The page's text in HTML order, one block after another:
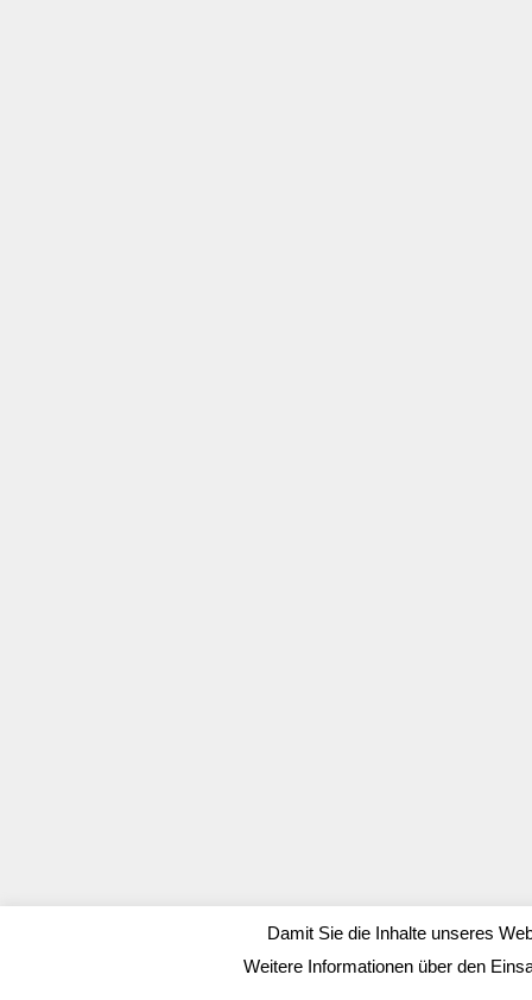
Damit Sie die Inhalte unseres
Weitere Informationen über den